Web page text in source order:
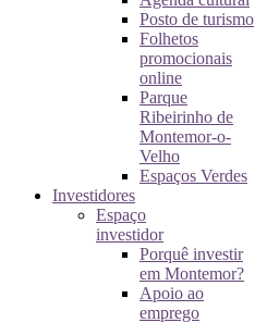
Posto de turismo
Folhetos
promocionais
online
Parque
Ribeirinho de
Montemor-o-
Velho
Espaços Verdes
Investidores
Espaço
investidor
Porquê investir
em Montemor?
Apoio ao
emprego